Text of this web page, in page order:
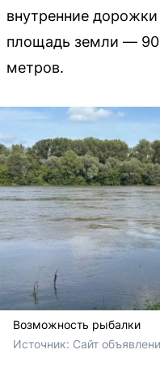
внутренние
площадь земли — 90
метров.
Возможность рыбалки
Источник: Сайт